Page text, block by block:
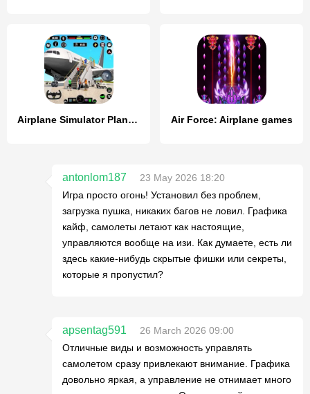
Airplane Simulator Plane Games Air Force: Airplane games
antonlom187
23 May 2026 18:20
Игра просто огонь! Установил без проблем,
загрузка пушка, никаких багов не ловил. Графика
кайф, самолеты летают как настоящие,
управляются вообще на изи. Как думаете, есть ли
здесь какие-нибудь скрытые фишки или секреты,
которые я пропустил?
apsentag591
26 March 2026 09:00
Отличные виды и возможность управлять
самолетом сразу привлекают внимание. Графика
довольно яркая, а управление не отнимает много